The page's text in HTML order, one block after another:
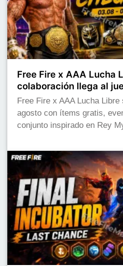
Free Fire x AAA Lucha
colaboración llega al
Free Fire x AAA Lucha
agosto con ítems gratis,
conjunto inspirado en Rey